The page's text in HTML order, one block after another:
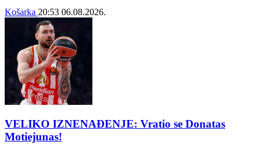
Košarka 20:53 06.08.2026.
VELIKO IZNENAĐENJE: Vratio se Donatas
Motiejunas!